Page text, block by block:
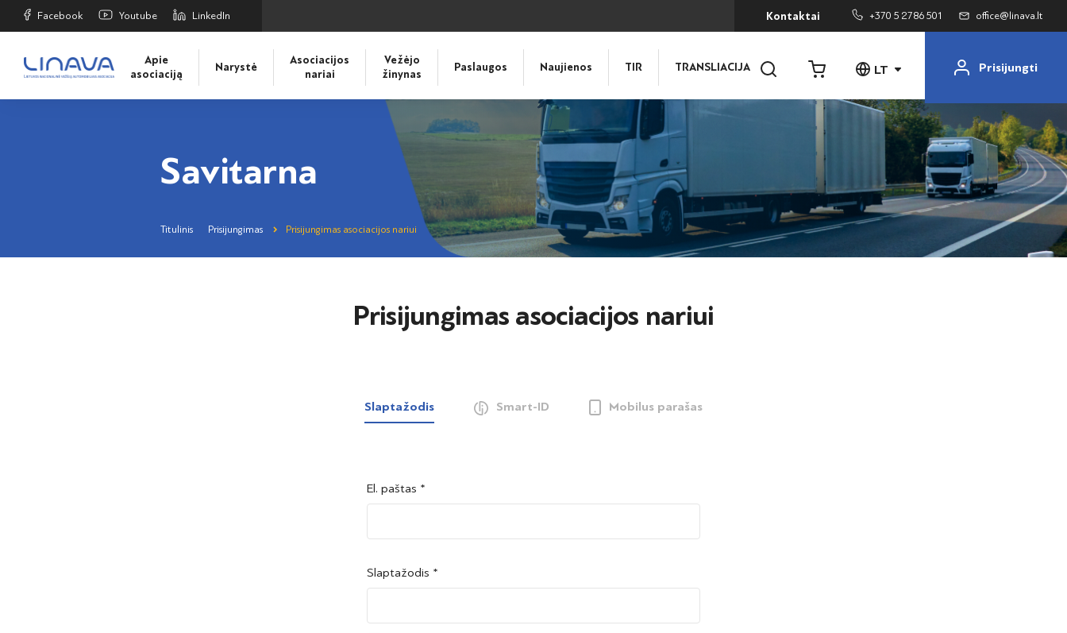
Facebook Youtube LinkedIn Kontaktai +370 5 2786 501 office@linava.lt
Apie
asociaciją
Narystė
Asociacijos
nariai
Vežėjo
žinynas
Paslaugos Naujienos TIR TRANSLIACIJA LT Prisijungti
Savitarna
Titulinis Prisijungimas Prisijungimas asociacijos nariui
Prisijungimas asociacijos nariui
Slaptažodis Smart-ID Mobilus parašas
Šalis *
Asmens kodas *
Šalis *
Asmens kodas *
El. paštas *
Slaptažodis *